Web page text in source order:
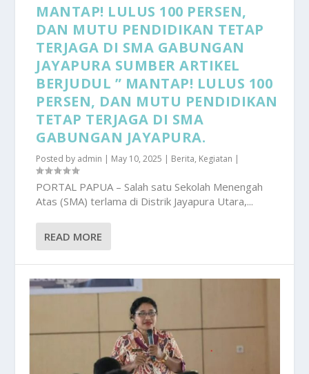
MANTAP! LULUS 100 PERSEN,
DAN MUTU PENDIDIKAN TETAP
TERJAGA DI SMA GABUNGAN
JAYAPURA SUMBER ARTIKEL
BERJUDUL ” MANTAP! LULUS 100
PERSEN, DAN MUTU PENDIDIKAN
TETAP TERJAGA DI SMA
GABUNGAN JAYAPURA.
Posted by admin | May 10, 2025 | Berita, Kegiatan |
PORTAL PAPUA – Salah satu Sekolah Menengah
Atas (SMA) terlama di Distrik Jayapura Utara,...
READ MORE